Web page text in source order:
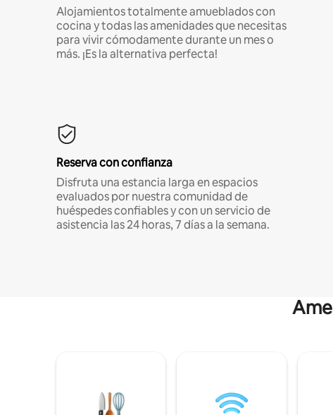
Alojamientos totalmente amueblados con
cocina y todas las amenidades que necesitas
para vivir cómodamente durante un mes o
más. ¡Es la alternativa perfecta!
Reserva con confianza
Disfruta una estancia larga en espacios
evaluados por nuestra comunidad de
huéspedes confiables y con un servicio de
asistencia las 24 horas, 7 días a la semana.